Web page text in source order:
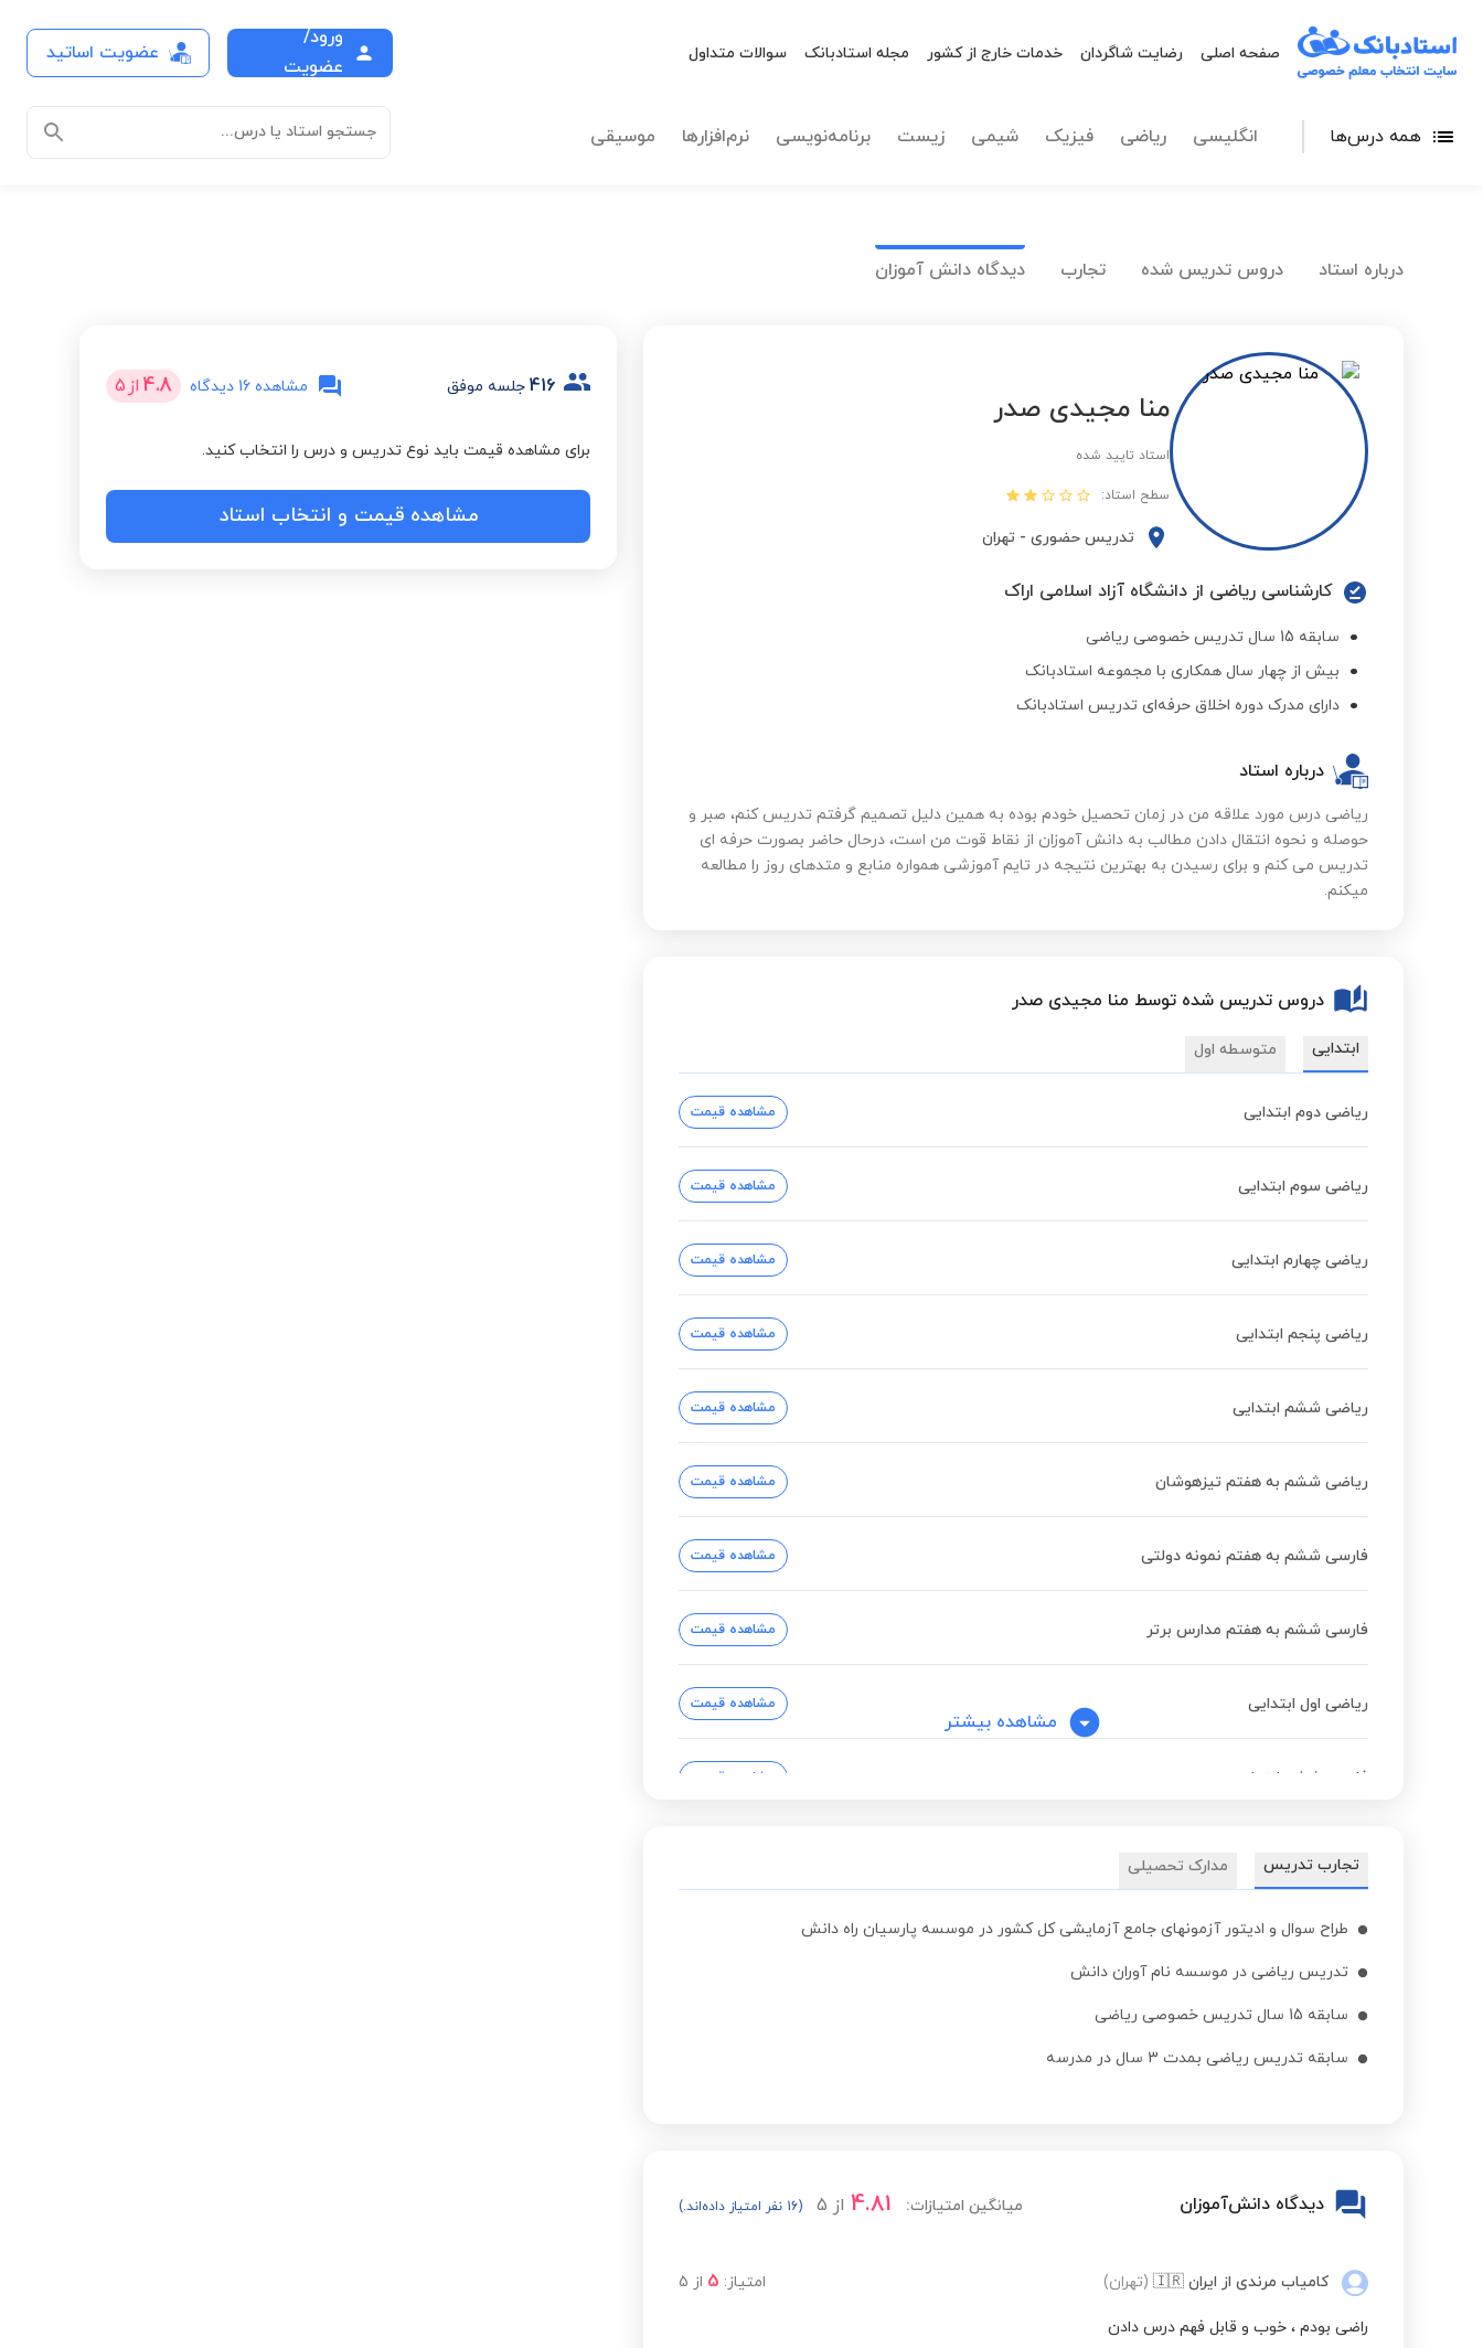
صفحه اصلی رضایت شاگردان خدمات خارج از کشور مجله استادبانک سوالات متداول
ورود/
عضویت
عضویت اساتید
همه درس‌ها انگلیسی ریاضی فیزیک شیمی زیست برنامه‌نویسی نرم‌افزارها موسیقی جستجو استاد یا درس...
درباره استاد دروس تدریس شده تجارب دیدگاه دانش آموزان
منا مجیدی صدر
استاد تایید شده
سطح استاد:
تدریس حضوری - تهران
کارشناسی ریاضی از دانشگاه آزاد اسلامی اراک
سابقه 15 سال تدریس خصوصی ریاضی
بیش از چهار سال همکاری با مجموعه استادبانک
دارای مدرک دوره اخلاق حرفه‌ای تدریس استادبانک
درباره استاد
ریاضی درس مورد علاقه من در زمان تحصیل خودم بوده به همین دلیل تصمیم گرفتم تدریس کنم، صبر و
حوصله و نحوه انتقال دادن مطالب به دانش آموزان از نقاط قوت من است، درحال حاضر بصورت حرفه ای
تدریس می کنم و برای رسیدن به بهترین نتیجه در تایم آموزشی همواره منابع و متدهای روز را مطالعه
میکنم.
دروس تدریس شده توسط منا مجیدی صدر
ابتدایی متوسطه اول
ریاضی دوم ابتدایی مشاهده قیمت
ریاضی سوم ابتدایی مشاهده قیمت
ریاضی چهارم ابتدایی مشاهده قیمت
ریاضی پنجم ابتدایی مشاهده قیمت
ریاضی ششم ابتدایی مشاهده قیمت
ریاضی ششم به هفتم تیزهوشان مشاهده قیمت
فارسی ششم به هفتم نمونه دولتی مشاهده قیمت
فارسی ششم به هفتم مدارس برتر مشاهده قیمت
ریاضی اول ابتدایی مشاهده قیمت
فارسی ششم ابتدایی مشاهده قیمت
علوم تجربی ششم به هفتم نمونه دولتی
علوم تجربی چهارم ابتدایی
نگارش فارسی ششم ابتدایی
فارسی ششم به هفتم تیزهوشان مشاهده قیمت
مشاهده بیشتر
تجارب تدریس مدارک تحصیلی
طراح سوال و ادیتور آزمونهای جامع آزمایشی کل کشور در موسسه پارسیان راه دانش
تدریس ریاضی در موسسه نام آوران دانش
سابقه 15 سال تدریس خصوصی ریاضی
سابقه تدریس ریاضی بمدت 3 سال در مدرسه
دیدگاه دانش‌آموزان میانگین امتیازات: 4.81 از 5 (16 نفر امتیاز داده‌اند.)
کامیاب مرندی از ایران 🇮🇷 (تهران) امتیاز: 5 از 5
راضی بودم ، خوب و قابل فهم درس دادن
416 جلسه موفق مشاهده 16 دیدگاه 4.8 از 5
برای مشاهده قیمت باید نوع تدریس و درس را انتخاب کنید.
مشاهده قیمت و انتخاب استاد